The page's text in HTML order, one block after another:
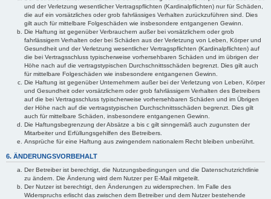
und der Verletzung wesentlicher Vertragspflichten (Kardinalpflichten) nur für Schäden,
die auf ein vorsätzliches oder grob fahrlässiges Verhalten zurückzuführen sind. Dies
gilt auch für mittelbare Folgeschäden wie insbesondere entgangenen Gewinn.
Die Haftung ist gegenüber Verbrauchern außer bei vorsätzlichem oder grob
fahrlässigem Verhalten oder bei Schäden aus der Verletzung von Leben, Körper und
Gesundheit und der Verletzung wesentlicher Vertragspflichten (Kardinalpflichten) auf
die bei Vertragsschluss typischerweise vorhersehbaren Schäden und im übrigen der
Höhe nach auf die vertragstypischen Durchschnittsschäden begrenzt. Dies gilt auch
für mittelbare Folgeschäden wie insbesondere entgangenen Gewinn.
Die Haftung ist gegenüber Unternehmern außer bei der Verletzung von Leben, Körper
und Gesundheit oder vorsätzlichem oder grob fahrlässigem Verhalten des Betreibers
auf die bei Vertragsschluss typischerweise vorhersehbaren Schäden und im Übrigen
der Höhe nach auf die vertragstypischen Durchschnittsschäden begrenzt. Dies gilt
auch für mittelbare Schäden, insbesondere entgangenen Gewinn.
Die Haftungsbegrenzung der Absätze a bis c gilt sinngemäß auch zugunsten der
Mitarbeiter und Erfüllungsgehilfen des Betreibers.
Ansprüche für eine Haftung aus zwingendem nationalem Recht bleiben unberührt.
6. ÄNDERUNGSVORBEHALT
Der Betreiber ist berechtigt, die Nutzungsbedingungen und die Datenschutzrichtlinie
zu ändern. Die Änderung wird dem Nutzer per E-Mail mitgeteilt.
Der Nutzer ist berechtigt, den Änderungen zu widersprechen. Im Falle des
Widerspruchs erlischt das zwischen dem Betreiber und dem Nutzer bestehende